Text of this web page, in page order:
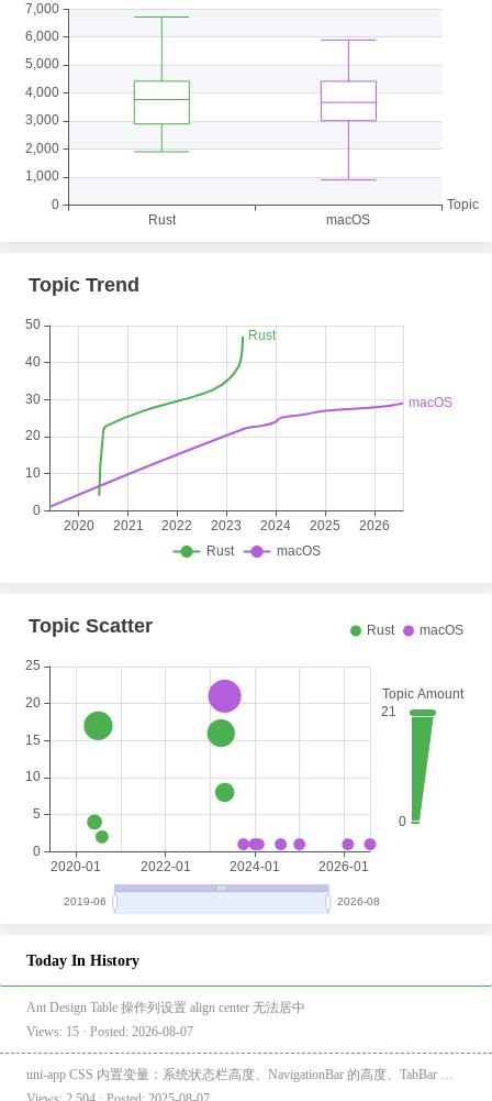
Today In History
Ant Design Table 操作列设置 align center 无法居中
Views: 15 · Posted: 2026-08-07